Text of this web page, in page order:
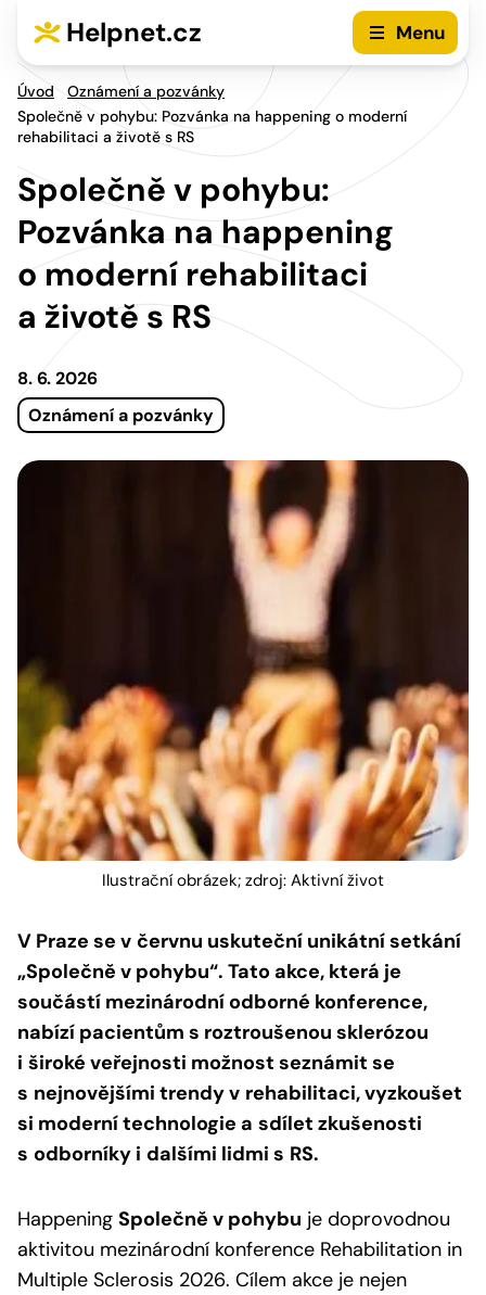
Helpnet.cz Menu
Úvod
Oznámení a pozvánky
Společně v pohybu: Pozvánka na happening o moderní
rehabilitaci a životě s RS
Společně v pohybu:
Pozvánka na happening
o moderní rehabilitaci
a životě s RS
8. 6. 2026
Oznámení a pozvánky
Ilustrační obrázek; zdroj: Aktivní život
V Praze se v červnu uskuteční unikátní setkání
„Společně v pohybu“. Tato akce, která je
součástí mezinárodní odborné konference,
nabízí pacientům s roztroušenou sklerózou
i široké veřejnosti možnost seznámit se
s nejnovějšími trendy v rehabilitaci, vyzkoušet
si moderní technologie a sdílet zkušenosti
s odborníky i dalšími lidmi s RS.
Happening Společně v pohybu je doprovodnou
aktivitou mezinárodní konference Rehabilitation in
Multiple Sclerosis 2026. Cílem akce je nejen